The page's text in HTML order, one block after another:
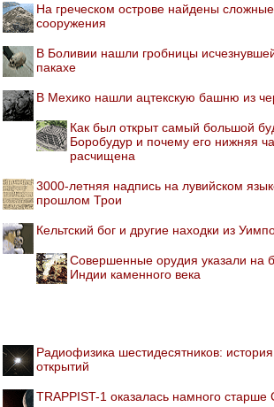
На греческом острове найдены
сооружения
В Боливии нашли гробницы
пакахе
В Мехико нашли ацтекскую башню из
Как был открыт самый большой
Боробудур и почему его нижняя
расчищена
3000-летняя надпись на лувийском
прошлом Трои
Кельтский бог и другие находки из
Совершенные орудия указали на
Индии каменного века
Радиофизика шестидесятников:
открытий
TRAPPIST-1 оказалась намного